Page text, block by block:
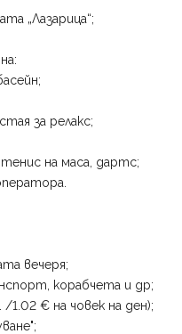
„Лазарица“;
за релакс;
тенис на маса, дартс;
вечеря;
корабчета и др;
/1.02 € на човек на ден);